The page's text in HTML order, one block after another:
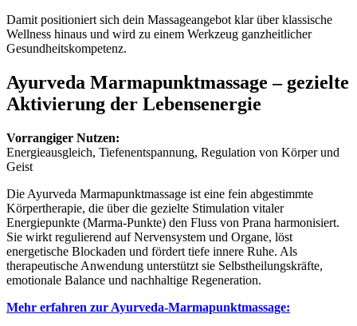
Damit positioniert sich dein Massageangebot klar über klassische
Wellness hinaus und wird zu einem Werkzeug ganzheitlicher
Gesundheitskompetenz.
Ayurveda Marmapunktmassage – gezielte
Aktivierung der Lebensenergie
Vorrangiger Nutzen:
Energieausgleich, Tiefenentspannung, Regulation von Körper und
Geist
Die Ayurveda Marmapunktmassage ist eine fein abgestimmte
Körpertherapie, die über die gezielte Stimulation vitaler
Energiepunkte (Marma-Punkte) den Fluss von Prana harmonisiert.
Sie wirkt regulierend auf Nervensystem und Organe, löst
energetische Blockaden und fördert tiefe innere Ruhe. Als
therapeutische Anwendung unterstützt sie Selbstheilungskräfte,
emotionale Balance und nachhaltige Regeneration.
Mehr erfahren zur Ayurveda-Marmapunktmassage: